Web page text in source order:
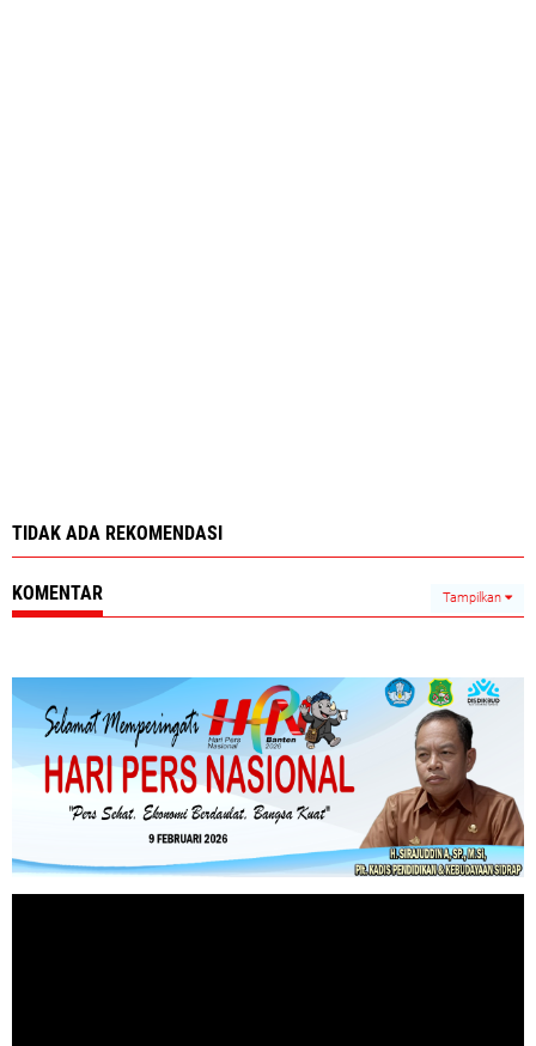
TIDAK ADA REKOMENDASI
KOMENTAR Tampilkan